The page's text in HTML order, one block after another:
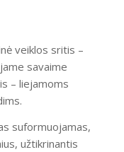
veiklos sritis –
savaime
– liejamoms
suformuojamas,
užtikrinantis